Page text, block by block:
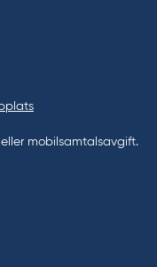
mobilsamtalsavgift.